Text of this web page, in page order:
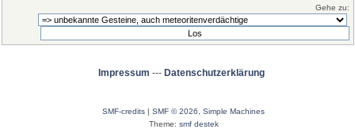
Gehe zu:
Impressum --- Datenschutzerklärung
SMF-credits | SMF © 2026
Simple Machines
Theme: smf destek